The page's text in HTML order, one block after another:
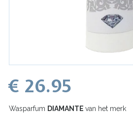
€ 26.95
Wasparfum DIAMANTE van het merk